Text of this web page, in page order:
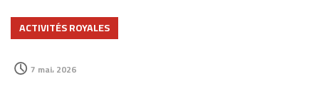
ACTIVITÉS ROYALES
7 mai، 2026